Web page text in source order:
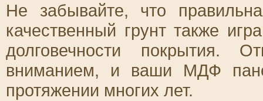
Не забывайте, что
качественный грунт также
долговечности покрытия.
вниманием, и ваши МДФ
протяжении многих лет.